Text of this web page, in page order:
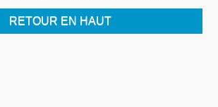
RETOUR EN HAUT